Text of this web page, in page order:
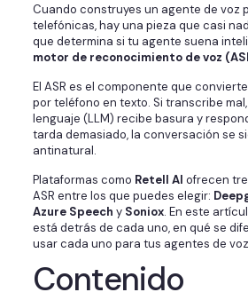
Cuando construyes un agente de voz
telefónicas, hay una pieza que casi
que determina si tu agente suena
motor de reconocimiento de voz
El ASR es el componente que
por teléfono en texto. Si transcribe
lenguaje (LLM) recibe basura y
tarda demasiado, la conversación se
antinatural.
Plataformas como Retell AI ofrecen
ASR entre los que puedes elegir:
Azure Speech y Soniox. En este
está detrás de cada uno, en qué se
usar cada uno para tus agentes de
Contenido